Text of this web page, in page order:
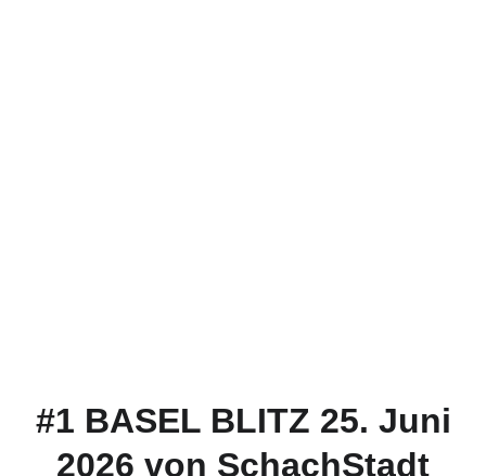
#1 BASEL BLITZ 25. Juni
2026 von SchachStadt